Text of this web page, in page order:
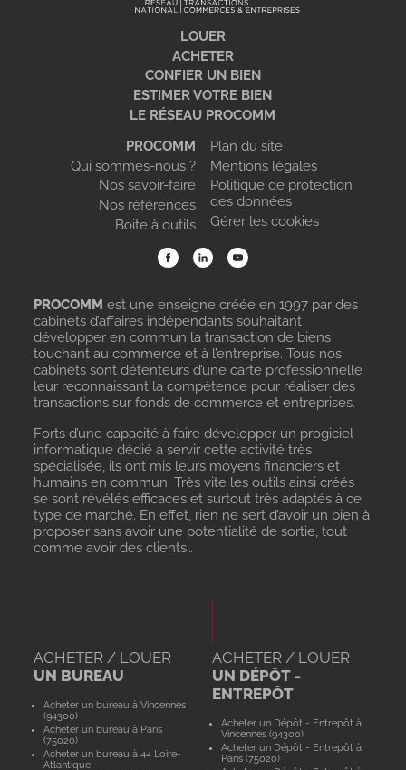
LOUER
ACHETER
CONFIER UN BIEN
ESTIMER VOTRE BIEN
LE RÉSEAU PROCOMM
PROCOMM
Qui sommes-nous ?
Nos savoir-faire
Nos références
Boite à outils
Plan du site
Mentions légales
Politique de protection
des données
Gérer les cookies
PROCOMM est une enseigne créée en 1997 par des
cabinets d’affaires indépendants souhaitant
développer en commun la transaction de biens
touchant au commerce et à l’entreprise. Tous nos
cabinets sont détenteurs d’une carte professionnelle
leur reconnaissant la compétence pour réaliser des
transactions sur fonds de commerce et entreprises.
Forts d’une capacité à faire développer un progiciel
informatique dédié à servir cette activité très
spécialisée, ils ont mis leurs moyens financiers et
humains en commun. Très vite les outils ainsi créés
se sont révélés efficaces et surtout très adaptés à ce
type de marché. En effet, rien ne sert d’avoir un bien à
proposer sans avoir une potentialité de sortie, tout
comme avoir des clients…
ACHETER / LOUER
UN BUREAU
Acheter un bureau à Vincennes
(94300)
Acheter un bureau à Paris
(75020)
Acheter un bureau à 44 Loire-
Atlantique
ACHETER / LOUER
UN DÉPÔT -
ENTREPÔT
Acheter un Dépôt - Entrepôt à
Vincennes (94300)
Acheter un Dépôt - Entrepôt à
Paris (75020)